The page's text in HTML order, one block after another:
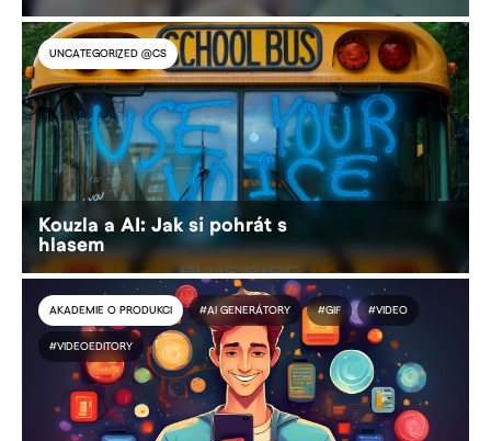
UNCATEGORIZED @CS
Kouzla a AI: Jak si pohrát s
hlasem
AKADEMIE O PRODUKCI #AI GENERÁTORY #GIF #VIDEO
#VIDEOEDITORY